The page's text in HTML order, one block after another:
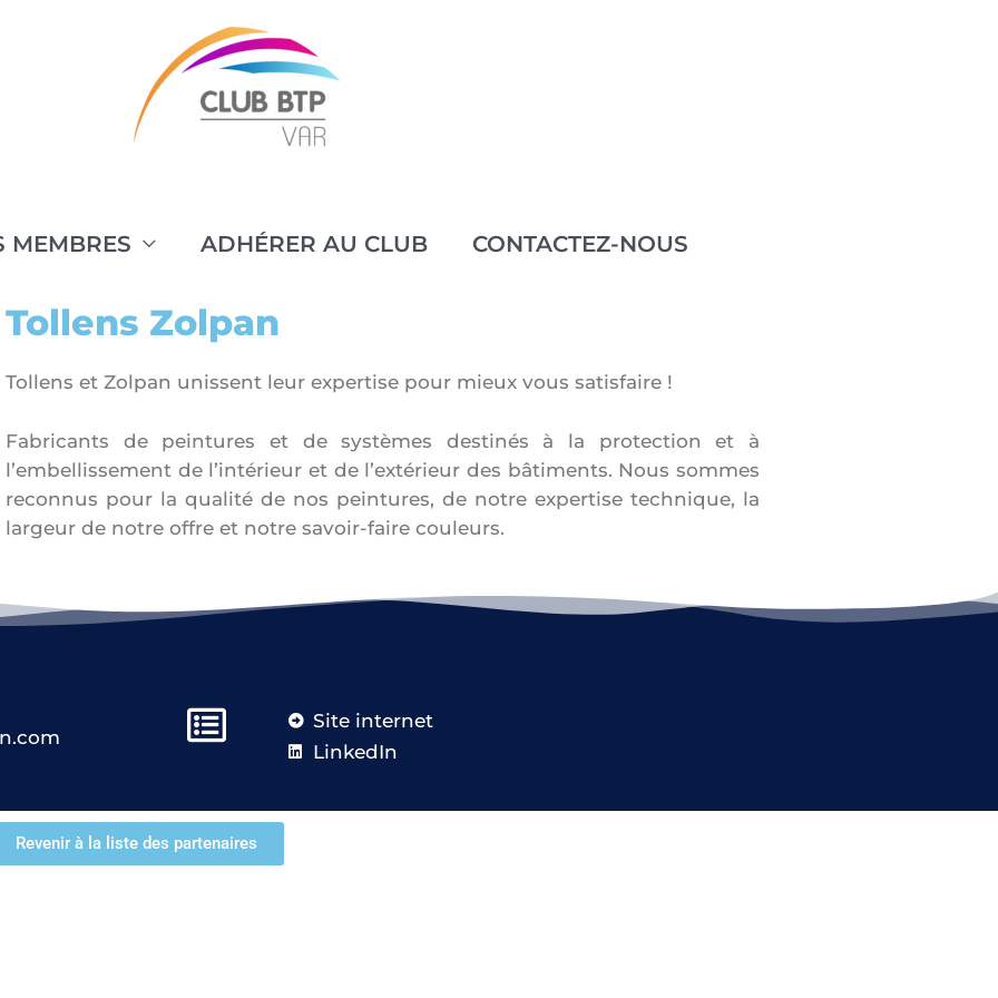
MEMBRES ADHÉRER AU CLUB CONTACTEZ-NOUS
Tollens Zolpan
Tollens et Zolpan unissent leur expertise pour mieux vous satisfaire !
Fabricants de peintures et de systèmes destinés à la protection et à
l’embellissement de l’intérieur et de l’extérieur des bâtiments. Nous sommes
reconnus pour la qualité de nos peintures, de notre expertise technique, la
largeur de notre offre et notre savoir-faire couleurs.
Site internet
LinkedIn
Revenir à la liste des partenaires